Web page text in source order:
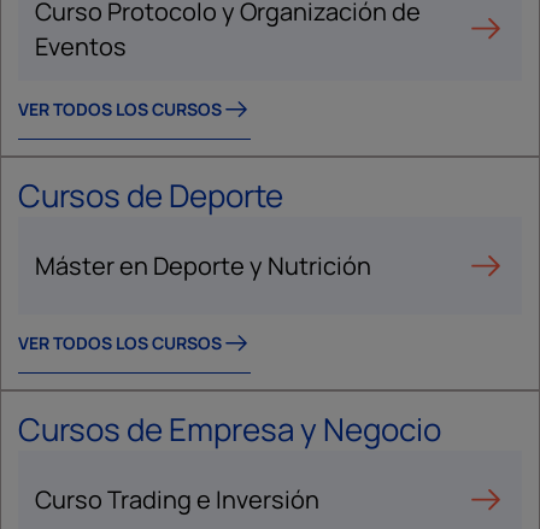
Curso Protocolo y Organización de
Eventos
VER TODOS LOS CURSOS
Cursos de Deporte
Máster en Deporte y Nutrición
VER TODOS LOS CURSOS
Cursos de Empresa y Negocio
Curso Trading e Inversión